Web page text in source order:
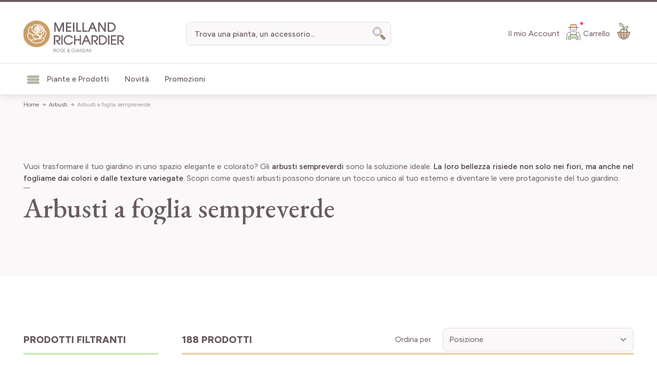
Il mio Account Carrello
Piante e Prodotti Novità Promozioni
Search
Home Arbusti Arbusti a foglia sempreverde
Vuoi trasformare il tuo giardino in uno spazio elegante e colorato? Gli arbusti sempreverdi sono la soluzione ideale. La loro bellezza risiede non solo nei fiori, ma anche nel
fogliame dai colori e dalle texture variegate. Scopri come questi arbusti possono donare un tocco unico al tuo esterno e diventare le vere protagoniste del tuo giardino.
Arbusti a foglia sempreverde
PRODOTTI FILTRANTI 188 PRODOTTI Ordina per